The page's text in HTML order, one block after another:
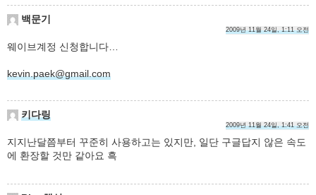
백문기
2009년 11월 24일, 1:11 오전
웨이브계정 신청합니다…
kevin.paek@gmail.com
키다링
2009년 11월 24일, 1:41 오전
지지난달쯤부터 꾸준히 사용하고는 있지만, 일단 구글답지 않은 속도
에 환장할 것만 같아요 흑